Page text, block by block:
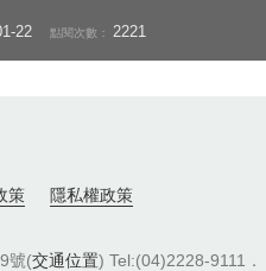
22 點閱次數： 2221
策 隱私權政策
號(交通位置) Tel:(04)2228-9111．